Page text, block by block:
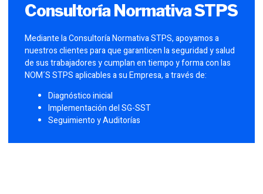
Consultoría Normativa STPS
Mediante la Consultoría Normativa STPS, apoyamos a
nuestros clientes para que garanticen la seguridad y salud
de sus trabajadores y cumplan en tiempo y forma con las
NOM´S STPS aplicables a su Empresa, a través de:
Diagnóstico inicial
Implementación del SG-SST
Seguimiento y Auditorías